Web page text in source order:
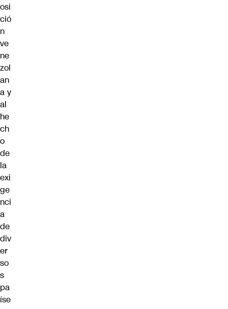
osi
ció
n
ve
ne
zol
an
a y
al
he
ch
o
de
la
exi
ge
nci
a
de
div
er
so
s
pa
íse